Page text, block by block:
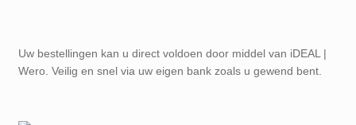
Uw bestellingen kan u direct voldoen door middel van iDEAL |
Wero. Veilig en snel via uw eigen bank zoals u gewend bent.